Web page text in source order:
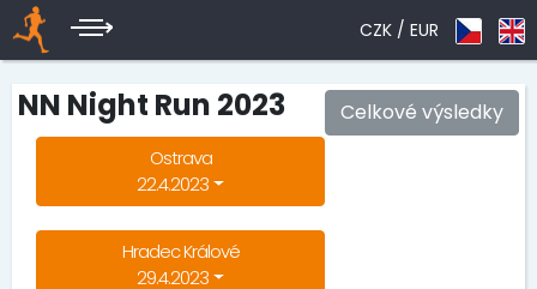
CZK / EUR
Celkové výsledky
NN Night Run 2023
Ostrava
22.4.2023
Hradec Králové
29.4.2023